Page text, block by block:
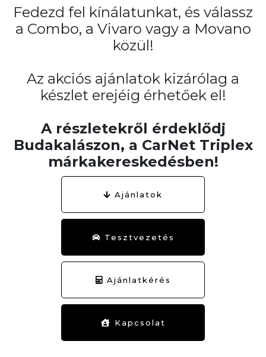
Fedezd fel kínálatunkat, és válassz
a Combo, a Vivaro vagy a Movano
közül!
Az akciós ajánlatok kizárólag a
készlet erejéig érhetőek el!
A részletekről érdeklődj
Budakalászon, a CarNet Triplex
márkakereskedésben!
Ajánlatok
Tesztvezetés
Ajánlatkérés
Kapcsolat